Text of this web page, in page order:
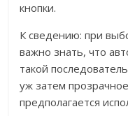
кнопки.
К сведению: при
важно знать, что
такой
уж затем
предполагается